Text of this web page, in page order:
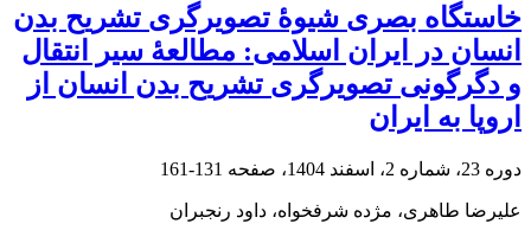
خاستگاه بصری شیوۀ تصویرگری تشریح بدن
انسان در ایران اسلامی: مطالعۀ سیر انتقال
و دگرگونی تصویرگری تشریح بدن انسان از
اروپا به ایران
دوره 23، شماره 2، اسفند 1404، صفحه 131-161
علیرضا طاهری، مژده شرفخواه، داود رنجبران